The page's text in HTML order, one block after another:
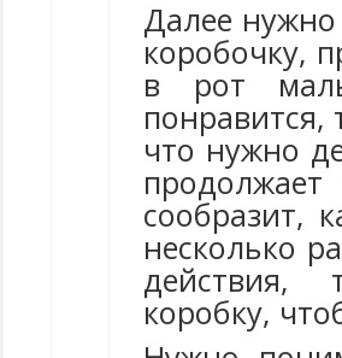
Далее
коробочку,
в рот
понравится,
что нужно
сообразит,
несколько
действия,
коробку,